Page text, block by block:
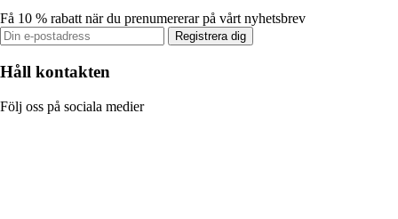
Få 10 % rabatt när du prenumererar på vårt nyhetsbrev
Registrera dig
Håll kontakten
Följ oss på sociala medier